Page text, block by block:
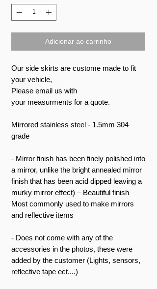
Adicionar ao carrinho
Our side skirts are custome made to fit
your vehicle,
Please email us with
your measurments for a quote.
Mirrored stainless steel - 1.5mm 304
grade
- Mirror finish has been finely polished into
a mirror, unlike the bright annealed mirror
finish that has been acid dipped leaving a
murky mirror effect) – Beautiful finish
Most commonly used to make mirrors
and reflective items
- Does not come with any of the
accessories in the photos, these were
added by the customer (Lights, sensors,
reflective tape ect....)